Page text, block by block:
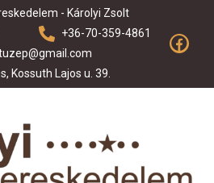
- Károlyi Zsolt
+36-70-359-4861
Kossuth Lajos u. 39.